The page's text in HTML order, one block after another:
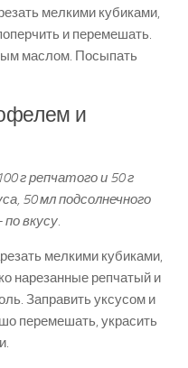
мелкими кубиками,
и перемешать.
маслом. Посыпать
и
г репчатого и 50 г
50 мл подсолнечного
вкусу.
мелкими кубиками,
нарезанные репчатый и
Заправить уксусом и
перемешать, украсить